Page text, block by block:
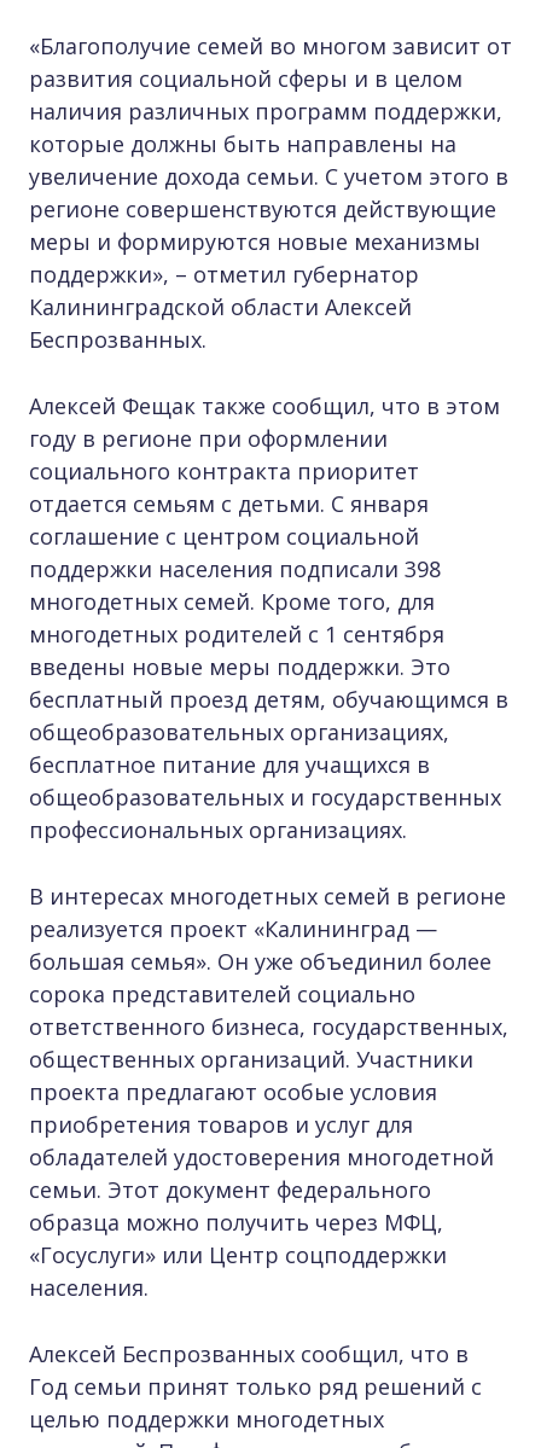
«Благополучие семей во многом зависит от
развития социальной сферы и в целом
наличия различных программ поддержки,
которые должны быть направлены на
увеличение дохода семьи. С учетом этого в
регионе совершенствуются действующие
меры и формируются новые механизмы
поддержки», – отметил губернатор
Калининградской области Алексей
Беспрозванных.
Алексей Фещак также сообщил, что в этом
году в регионе при оформлении
социального контракта приоритет
отдается семьям с детьми. С января
соглашение с центром социальной
поддержки населения подписали 398
многодетных семей. Кроме того, для
многодетных родителей с 1 сентября
введены новые меры поддержки. Это
бесплатный проезд детям, обучающимся в
общеобразовательных организациях,
бесплатное питание для учащихся в
общеобразовательных и государственных
профессиональных организациях.
В интересах многодетных семей в регионе
реализуется проект «Калининград —
большая семья». Он уже объединил более
сорока представителей социально
ответственного бизнеса, государственных,
общественных организаций. Участники
проекта предлагают особые условия
приобретения товаров и услуг для
обладателей удостоверения многодетной
семьи. Этот документ федерального
образца можно получить через МФЦ,
«Госуслуги» или Центр соцподдержки
населения.
Алексей Беспрозванных сообщил, что в
Год семьи принят только ряд решений с
целью поддержки многодетных